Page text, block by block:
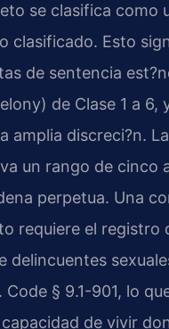
se clasifica como
clasificado. Esto
de sentencia
de Clase 1 a 6,
amplia discreci?n. La
un rango de cinco
perpetua. Una
requiere el registro
delincuentes
Code § 9.1-901, lo
de vivir